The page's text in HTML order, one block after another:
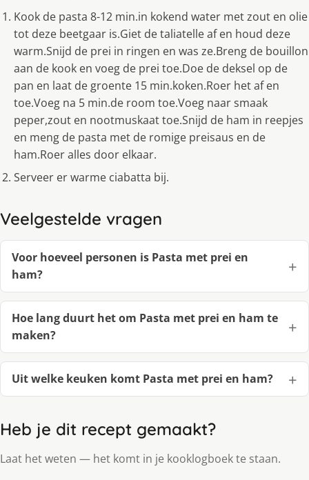
Kook de pasta 8-12 min.in kokend water met zout en olie
tot deze beetgaar is.Giet de taliatelle af en houd deze
warm.Snijd de prei in ringen en was ze.Breng de bouillon
aan de kook en voeg de prei toe.Doe de deksel op de
pan en laat de groente 15 min.koken.Roer het af en
toe.Voeg na 5 min.de room toe.Voeg naar smaak
peper,zout en nootmuskaat toe.Snijd de ham in reepjes
en meng de pasta met de romige preisaus en de
ham.Roer alles door elkaar.
Serveer er warme ciabatta bij.
Veelgestelde vragen
Voor hoeveel personen is Pasta met prei en
ham?
Hoe lang duurt het om Pasta met prei en ham te
maken?
Uit welke keuken komt Pasta met prei en ham?
Heb je dit recept gemaakt?
Laat het weten — het komt in je kooklogboek te staan.